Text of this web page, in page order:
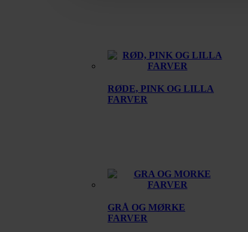
RØDE, PINK OG LILLA
FARVER
GRÅ OG MØRKE
FARVER